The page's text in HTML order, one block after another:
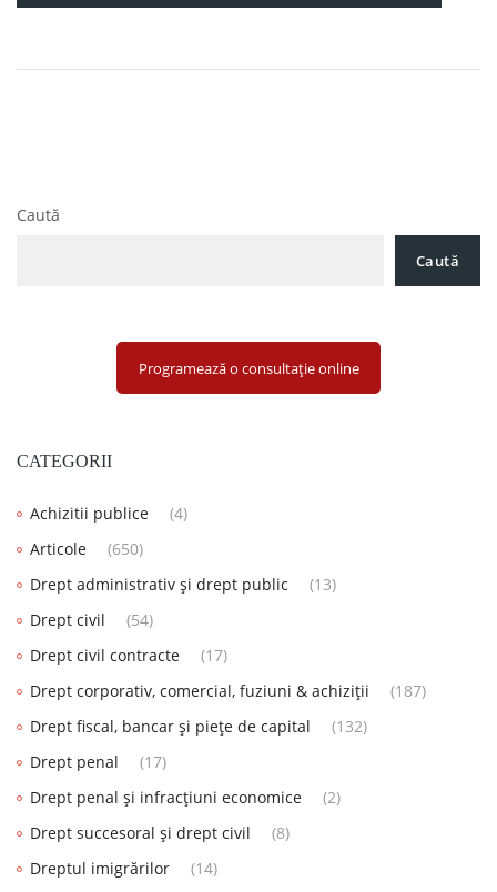
Caută
Caută
Programează o consultație online
CATEGORII
Achizitii publice
(4)
Articole
(650)
Drept administrativ și drept public
(13)
Drept civil
(54)
Drept civil contracte
(17)
Drept corporativ, comercial, fuziuni & achiziții
(187)
Drept fiscal, bancar și piețe de capital
(132)
Drept penal
(17)
Drept penal și infracțiuni economice
(2)
Drept succesoral și drept civil
(8)
Dreptul imigrărilor
(14)